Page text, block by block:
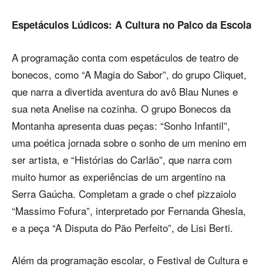
Espetáculos Lúdicos: A Cultura no Palco da Escola
A programação conta com espetáculos de teatro de
bonecos, como “A Magia do Sabor”, do grupo Cliquet,
que narra a divertida aventura do avô Blau Nunes e
sua neta Anelise na cozinha. O grupo Bonecos da
Montanha apresenta duas peças: “Sonho Infantil”,
uma poética jornada sobre o sonho de um menino em
ser artista, e “Histórias do Carlão”, que narra com
muito humor as experiências de um argentino na
Serra Gaúcha. Completam a grade o chef pizzaiolo
“Massimo Fofura”, interpretado por Fernanda Ghesla,
e a peça “A Disputa do Pão Perfeito”, de Lisi Berti.
Além da programação escolar, o Festival de Cultura e